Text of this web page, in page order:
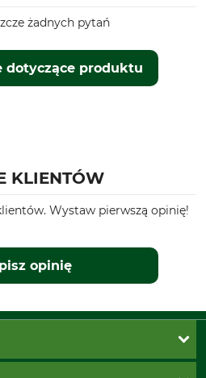
dotyczące produktu
żadnych pytań
KLIENTÓW
Wystaw pierwszą opinię!
opinię